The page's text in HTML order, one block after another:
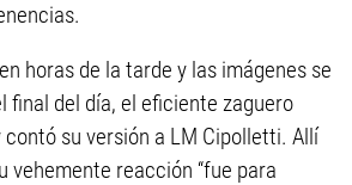
horas de la tarde y las imágenes se
final del día, el eficiente zaguero
su versión a LM Cipolletti. Allí
vehemente reacción “fue para